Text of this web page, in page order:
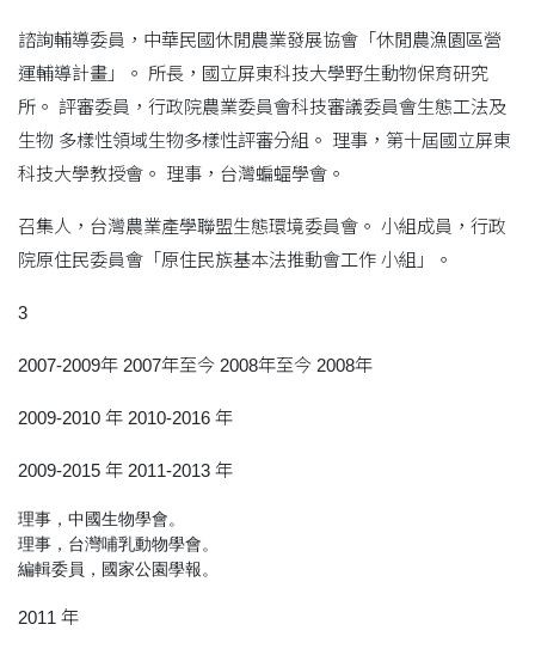
諮詢輔導委員，中華民國休閒農業發展協會「休閒農漁園區營
運輔導計畫」。 所長，國立屏東科技大學野生動物保育研究
所。 評審委員，行政院農業委員會科技審議委員會生態工法及
生物 多樣性領域生物多樣性評審分組。 理事，第十屆國立屏東
科技大學教授會。 理事，台灣蝙蝠學會。
召集人，台灣農業產學聯盟生態環境委員會。 小組成員，行政
院原住民委員會「原住民族基本法推動會工作 小組」。
3
2007-2009年 2007年至今 2008年至今 2008年
2009-2010 年 2010-2016 年
2009-2015 年 2011-2013 年
理事，中國生物學會。
理事，台灣哺乳動物學會。
2011 年